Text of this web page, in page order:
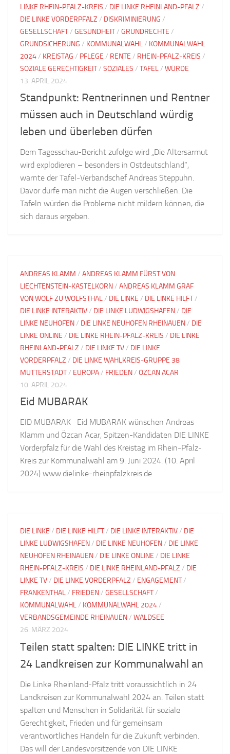
LINKE RHEIN-PFALZ-KREIS / DIE LINKE RHEINLAND-PFALZ /
DIE LINKE VORDERPFALZ / DISKRIMINIERUNG /
GESELLSCHAFT/ GESUNDHEIT/ GRUNDRECHTE /
GRUNDSICHERUNG / KOMMUNALWAHL/ KOMMUNALWAHL
2024/ KREISTAG / PFLEGE / RENTE / RHEIN-PFALZ-KREIS /
SOZIALE GERECHTIGKEIT/ SOZIALES / TAFEL/ WÜRDE
13. APRIL 2024
Standpunkt: Rentnerinnen und Rentner
müssen auch in Deutschland würdig
leben und überleben dürfen
Dem Tagesschau-Bericht zufolge wird „Die Altersarmut
wird explodieren – besonders in Ostdeutschland“,
warnte der Tafel-Verbandschef Andreas Steppuhn.
Davor dürfe man nicht die Augen verschließen. Die
Tafeln würden die Probleme nicht mildern können, die
sich daraus ergeben.
ANDREAS KLAMM / ANDREAS KLAMM FÜRST VON
LIECHTENSTEIN-KASTELKORN/ ANDREAS KLAMM GRAF
VON WOLF ZU WOLFSTHAL/ DIE LINKE / DIE LINKE HILFT/
DIE LINKE INTERAKTIV/ DIE LINKE LUDWIGSHAFEN/ DIE
LINKE NEUHOFEN/ DIE LINKE NEUHOFEN RHEINAUEN/ DIE
LINKE ONLINE / DIE LINKE RHEIN-PFALZ-KREIS / DIE LINKE
RHEINLAND-PFALZ / DIE LINKE TV/ DIE LINKE
VORDERPFALZ / DIE LINKE WAHLKREIS-GRUPPE 38
MUTTERSTADT/ EUROPA/ FRIEDEN/ ÖZCAN ACAR
10. APRIL 2024
Eid MUBARAK
EID MUBARAK Eid MUBARAK wünschen Andreas
Klamm und Özcan Acar, Spitzen-Kandidaten DIE LINKE
Vorderpfalz für die Wahl des Kreistag im Rhein-Pfalz-
Kreis zur Kommunalwahl am 9. Juni 2024. (10. April
2024) www.dielinke-rheinpfalzkreis.de
DIE LINKE / DIE LINKE HILFT/ DIE LINKE INTERAKTIV/ DIE
LINKE LUDWIGSHAFEN/ DIE LINKE NEUHOFEN/ DIE LINKE
NEUHOFEN RHEINAUEN/ DIE LINKE ONLINE / DIE LINKE
RHEIN-PFALZ-KREIS / DIE LINKE RHEINLAND-PFALZ / DIE
LINKE TV/ DIE LINKE VORDERPFALZ / ENGAGEMENT/
FRANKENTHAL/ FRIEDEN/ GESELLSCHAFT/
KOMMUNALWAHL/ KOMMUNALWAHL 2024/
VERBANDSGEMEINDE RHEINAUEN/ WALDSEE
26. MÄRZ 2024
Teilen statt spalten: DIE LINKE tritt in
24 Landkreisen zur Kommunalwahl an
Die Linke Rheinland-Pfalz tritt voraussichtlich in 24
Landkreisen zur Kommunalwahl 2024 an. Teilen statt
spalten und Menschen in Solidarität für soziale
Gerechtigkeit, Frieden und für gemeinsam
verantwortliches Handeln für die Zukunft verbinden.
Das will der Landesvorsitzende von DIE LINKE